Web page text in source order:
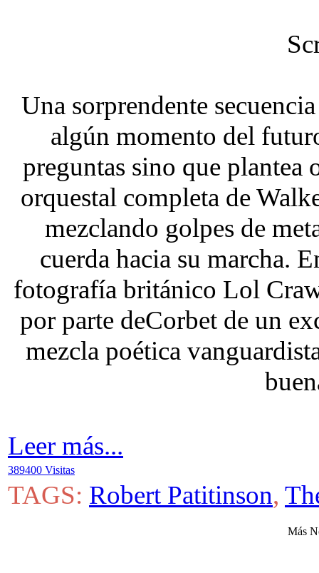
Una sorprendente
algún momento del
preguntas sino que plantea
orquestal completa de
mezclando golpes de
cuerda hacia su marcha.
fotografía británico Lol
por parte deCorbet de un
mezcla poética
Leer más...
389400 Visitas
TAGS: Robert Patitinson,
Más